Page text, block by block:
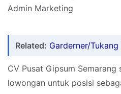
Admin Marketing
Related: Garderner/
CV Pusat Gipsum Semarang
lowongan untuk posisi